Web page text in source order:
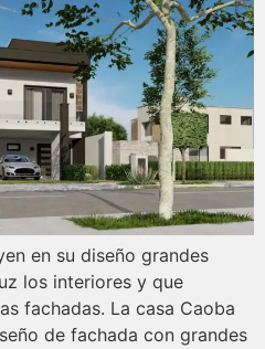
en su diseño grandes
los interiores y que
fachadas. La casa Caoba
de fachada con grandes